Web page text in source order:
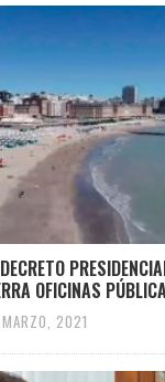
OFICINAS
2021